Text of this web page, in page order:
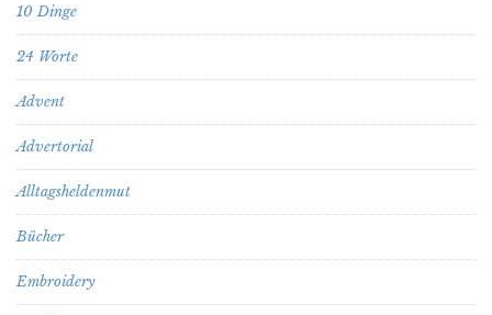
10 Dinge
24 Worte
Advent
Advertorial
Alltagsheldenmut
Bücher
Embroidery